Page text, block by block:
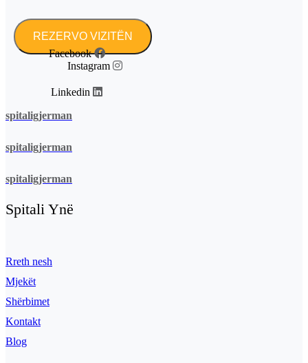
Facebook
Instagram
Linkedin
spitaligjerman
spitaligjerman
spitaligjerman
Spitali Ynë
Rreth nesh
Mjekët
Shërbimet
Kontakt
Blog